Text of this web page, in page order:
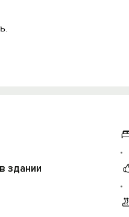
в течение
здании